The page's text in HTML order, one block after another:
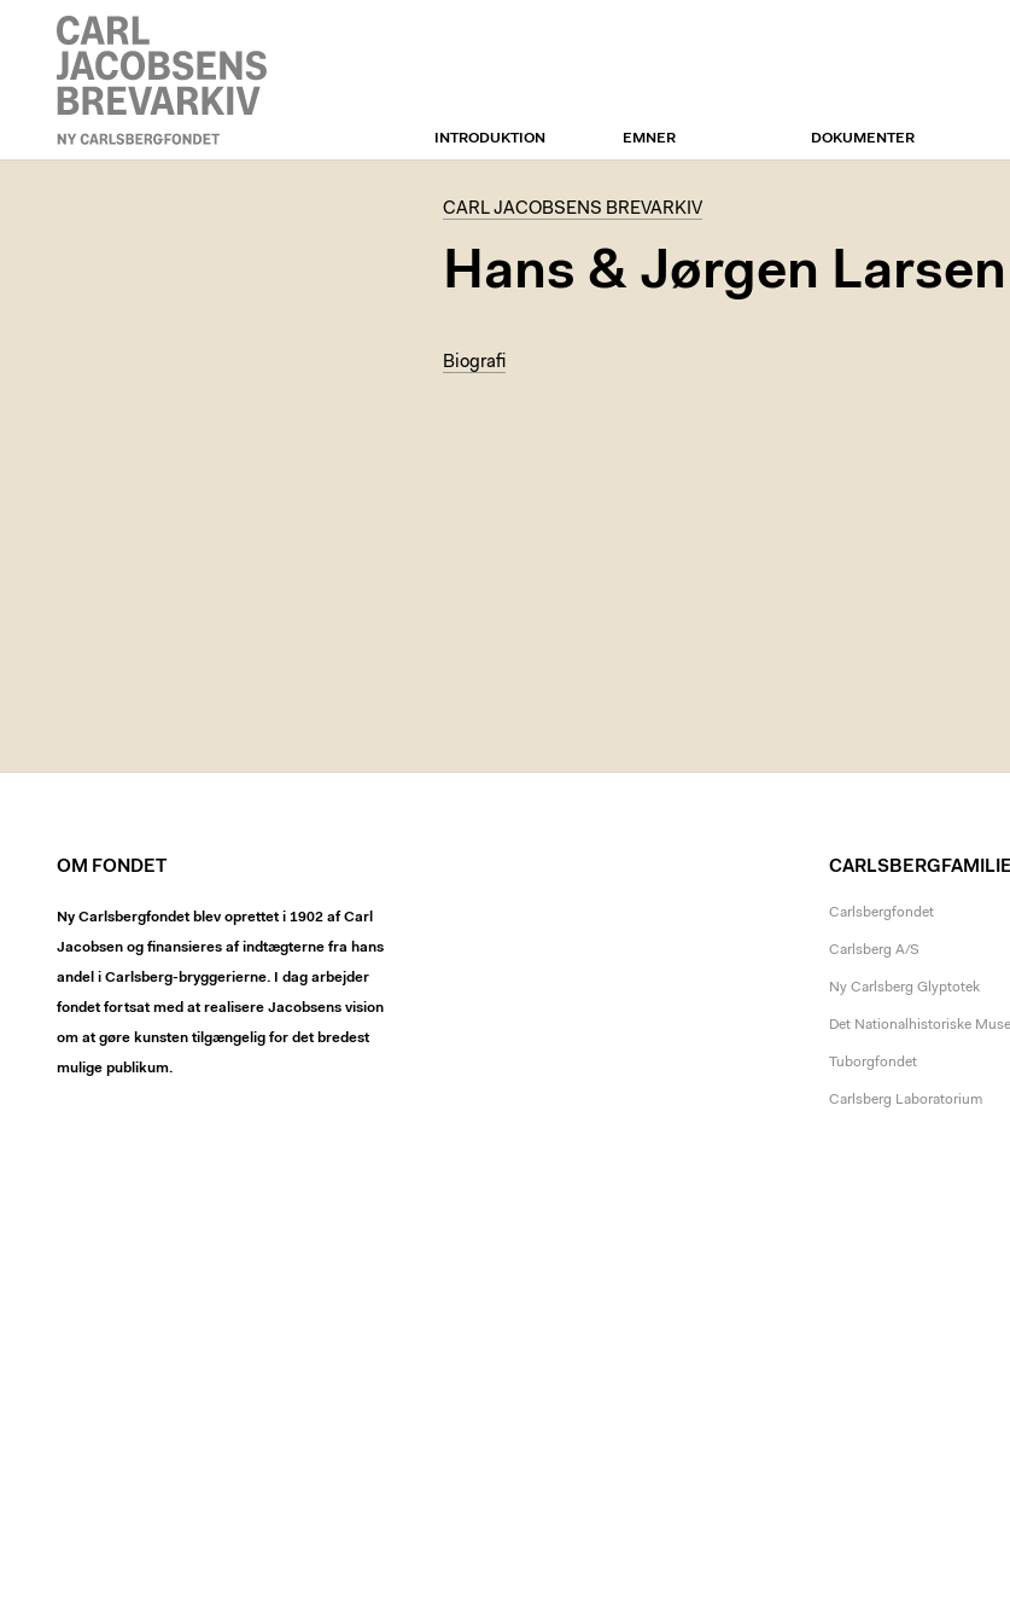
CARL JACOBSENS
INTRODUKTION EMNER DOKUMENTER
CARL JACOBSENS BREVARKIV
Hans & Jørgen Larsen
Biografi
OM FONDET
Ny Carlsbergfondet blev oprettet i 1902 af Carl
Jacobsen og finansieres af indtægterne fra hans
andel i Carlsberg-bryggerierne. I dag arbejder
fondet fortsat med at realisere Jacobsens vision
om at gøre kunsten tilgængelig for det bredest
mulige publikum.
Carlsbergfondet
Carlsberg A/S
Ny Carlsberg Glyptotek
Det Nationalhistoriske
Tuborgfondet
Carlsberg Laboratorium